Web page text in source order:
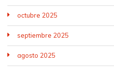
octubre 2025
septiembre 2025
agosto 2025